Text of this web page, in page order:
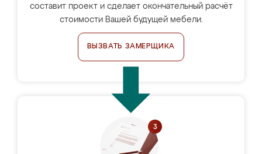
составит проект и сделает окончательный расчёт
стоимости Вашей будущей мебели.
ВЫЗВАТЬ ЗАМЕРЩИКА